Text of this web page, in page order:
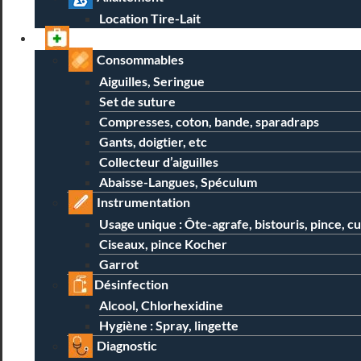
Location Tire-Lait
Consommables
Aiguilles, Seringue
Set de suture
Compresses, coton, bande, sparadraps
Gants, doigtier, etc
Collecteur d’aiguilles
Abaisse-Langues, Spéculum
Instrumentation
Usage unique : Ôte-agrafe, bistouris, pince,
Ciseaux, pince Kocher
Garrot
Désinfection
Alcool, Chlorhexidine
Hygiène : Spray, lingette
Diagnostic